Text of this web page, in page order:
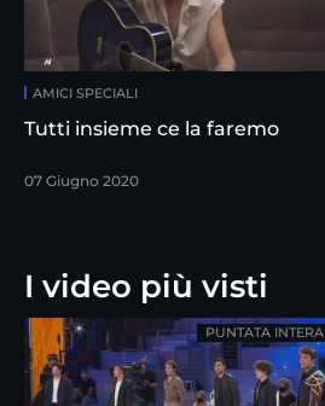
AMICI SPECIALI
Tutti insieme ce la faremo
07 Giugno 2020
I video più visti
PUNTATA INTERA